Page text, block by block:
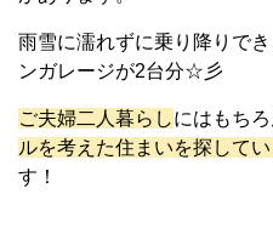
雨雪に濡れずに乗り降りで
ンガレージが2台分☆彡
ご夫婦二人暮らしにはもちろ
ルを考えた住まいを探してい
す！